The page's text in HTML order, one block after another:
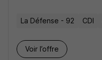
La Défense - 92 CDI
Voir l’offre